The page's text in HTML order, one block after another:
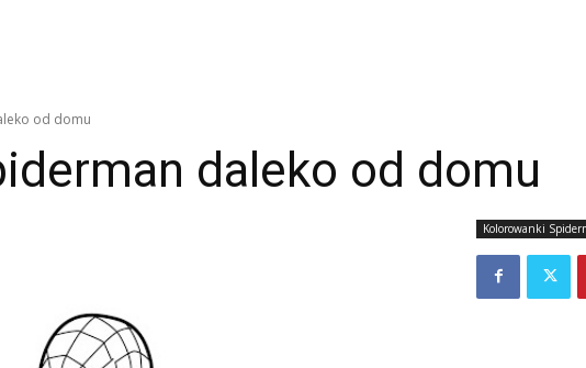
od domu
daleko od domu
Kolorowanki